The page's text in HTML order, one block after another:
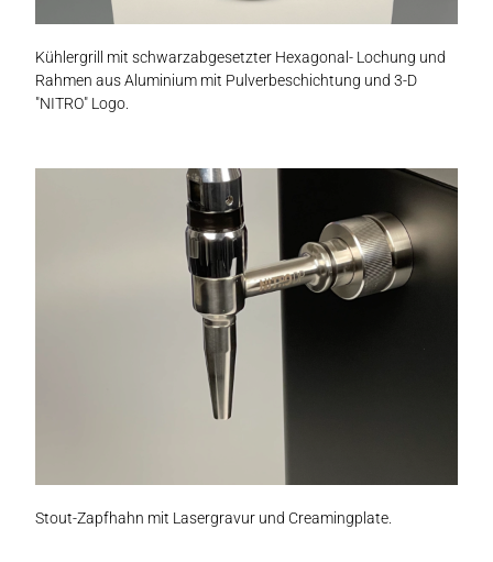
Kühlergrill mit schwarzabgesetzter Hexagonal- Lochung und
Rahmen aus Aluminium mit Pulverbeschichtung und 3-D
"NITRO" Logo.
Stout-Zapfhahn mit Lasergravur und Creamingplate.